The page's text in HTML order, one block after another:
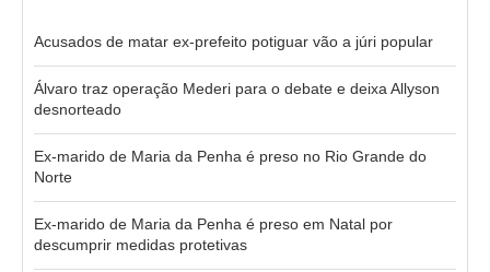
Acusados de matar ex-prefeito potiguar vão a júri popular
Álvaro traz operação Mederi para o debate e deixa Allyson
desnorteado
Ex-marido de Maria da Penha é preso no Rio Grande do
Norte
Ex-marido de Maria da Penha é preso em Natal por
descumprir medidas protetivas